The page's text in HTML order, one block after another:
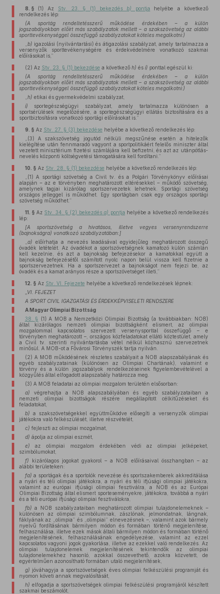
8. § (1) Az Stv. 23. § (1) bekezdés b) pontja helyébe a következő
rendelkezés lép:
(A sportág rendeltetésszerű működése érdekében – a külön
jogszabályokban előírt más szabályzatok mellett – a szakszövetség az alábbi
sporttevékenységgel összefüggő szabályzatokat köteles megalkotni:)
b) igazolási (nyilvántartási) és átigazolási szabályzat, amely tartalmazza a
versenyzők sporttevékenységére és érdekvédelmére vonatkozó szakmai
előírásokat is,”
(2) Az Stv. 23. § (1) bekezdése a következő h) és i) ponttal egészül ki:
(A sportág rendeltetésszerű működése érdekében – a külön
jogszabályokban előírt más szabályzatok mellett – a szakszövetség az alábbi
sporttevékenységgel összefüggő szabályzatokat köteles megalkotni:)
h) etikai és gyermekvédelmi szabályzat,
i) sportegészségügyi szabályzat, amely tartalmazza különösen a
sportsérülések megelőzésére, a sportegészségügyi ellátás biztosítására és a
sportbiztosításra vonatkozó sportági előírásokat is.”
9. § Az Stv. 27. § (3) bekezdése helyébe a következő rendelkezés lép:
„(3) A szakszövetség jogutód nélküli megszűnése esetén a hitelezők
kielégítése után fennmaradó vagyont a sportpolitikáért felelős miniszter által
vezetett minisztérium fizetési számlájára kell befizetni, és azt az utánpótlás-
nevelés központi költségvetési támogatására kell fordítani.”
10. § Az Stv. 28. § (1) bekezdése helyébe a következő rendelkezés lép:
„(1) A sportági szövetség a Civil tv. és a Polgári Törvénykönyv előírásai
alapján – az e törvényben meghatározott eltérésekkel – működő szövetség,
amelynek tagjai kizárólag sportszervezetek lehetnek. Sportági szövetség
országos jelleggel is működhet. Egy sportágban csak egy országos sportági
szövetség működhet.”
11. § Az Stv. 34. § (2) bekezdésa) pontja helyébe a következő rendelkezés
lép:
[A sportszövetség a hivatásos, illetve vegyes versenyrendszerre
(bajnokságra) vonatkozó szabályzatában:]
a) előírhatja a nevezés leadásával egyidejűleg meghatározott összegű
óvadék letételét. Az óvadékot a sportszövetségnek kamatozó külön számlán
kell kezelnie, és azt a bajnokság befejezésekor a kamatokkal együtt a
bajnokság befejezésétől számított nyolc napon belül vissza kell fizetnie a
sportszervezetnek. Ha a sportszervezet a bajnokságot nem fejezi be, az
óvadék és a kamat arányos része a sportszövetséget illeti,”
12. § Az Stv. VI. Fejezete helyébe a következő rendelkezések lépnek:
„VI. FEJEZET
A SPORT CIVIL IGAZGATÁSI ÉS ÉRDEKKÉPVISELETI RENDSZERE
A Magyar Olimpiai Bizottság
38. § (1) A MOB a Nemzetközi Olimpiai Bizottság (a továbbiakban: NOB)
által kizárólagos nemzeti olimpiai bizottságként elismert, az olimpiai
mozgalommal kapcsolatos szervezett versenysporttal összefüggő – e
törvényben meghatározott –, országos közfeladatokat ellátó köztestület, amely
a Civil tv. szerinti nyilvántartásba vétel nélkül közhasznú szervezetnek
minősül. A MOB-ot a Fővárosi Törvényszék tartja nyilván.
(2) A MOB működésének részletes szabályait a NOB alapszabályának és
egyéb szabályzatainak (különösen az Olimpiai Chartának), valamint e
törvény és a külön jogszabályok rendelkezéseinek figyelembevételével a
közgyűlés által elfogadott alapszabály határozza meg.
(3) A MOB feladatai az olimpiai mozgalom területén elsősorban:
a) végrehajtja a NOB alapszabályában és egyéb szabályzataiban a
nemzeti olimpiai bizottságok részére megállapított célkitűzéseket és
feladatokat,
b) a szakszövetségekkel együttműködve elősegíti a versenyzők olimpiai
játékokra való felkészülését, illetve részvételét,
c) fejleszti az olimpiai mozgalmat,
d) ápolja az olimpiai eszmét,
e) az olimpiai mozgalom érdekében védi az olimpiai jelképeket,
szimbólumokat,
f) kizárólagos jogokat gyakorol – a NOB előírásaival összhangban – az
alábbi területeken:
fa) a sportágak és a sportolók nevezése és sportszakemberek akkreditálása
a nyári és téli olimpiai játékokra, a nyári és téli ifjúsági olimpiai játékokra,
valamint az európai ifjúsági olimpiai fesztiválra, a NOB és az Európai
Olimpiai Bizottság által elismert sporteseményekre, játékokra, továbbá a nyári
és a téli európai ifjúsági olimpiai fesztiválokra,
fb) a NOB szabályzataiban meghatározott olimpiai tulajdonelemeknek –
különösen az olimpiai szimbólumnak, zászlónak, jelmondatnak, lángnak,
fáklyának az „olimpia” és „olimpiai” elnevezésnek –, valamint azok bármely
nyelvű fordításának bármilyen módon és formában történő megjelenítése,
felhasználása, illetve ezek mások általi bármilyen módon és formában történő
megjelenítésének, felhasználásának engedélyezése, valamint az ezzel
kapcsolatos vagyoni jogok gyakorlása, illetve az ezekkel való rendelkezés. Az
olimpiai tulajdonelemek megjelenítésének tekintendők az olimpiai
tulajdonelemekhez hasonló, azokkal összevethető, azokra közvetett, de
egyértelműen azonosítható formában utaló megjelenítések,
g) jóváhagyja a sportszövetségek éves olimpiai felkészülési programját és
nyomon követi annak megvalósítását,
h) elfogadja a sportszövetségek olimpiai felkészülési programjáról készített
szakmai beszámolót,